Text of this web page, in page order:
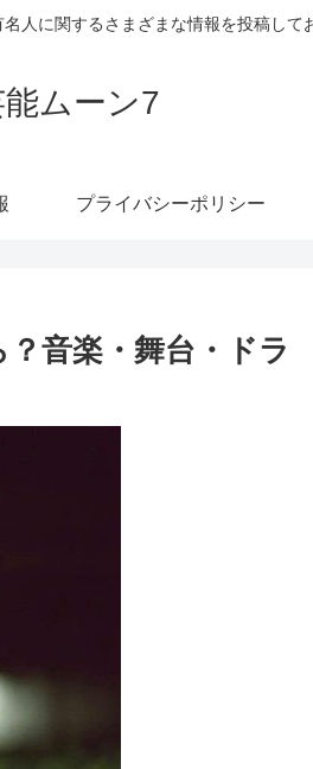
人に関するさまざまな情報を投稿して
ムーン7
プライバシーポリシー
音楽・舞台・ドラ